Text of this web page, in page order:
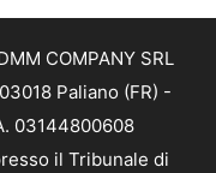
COMPANY SRL
Paliano (FR) -
03144800608
il Tribunale di